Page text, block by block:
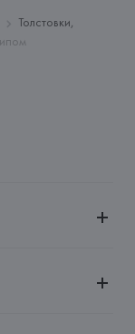
Borgonuovo 11,
Толстовки,